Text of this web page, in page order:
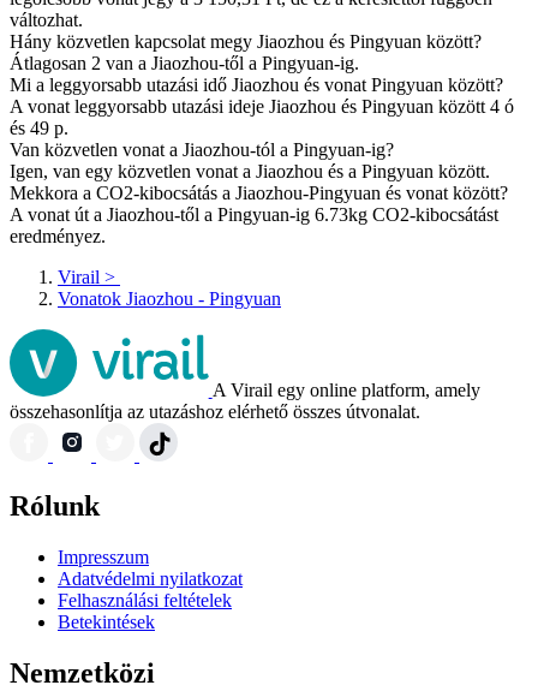
változhat.
Hány közvetlen kapcsolat megy Jiaozhou és Pingyuan között?
Átlagosan 2 van a Jiaozhou-től a Pingyuan-ig.
Mi a leggyorsabb utazási idő Jiaozhou és vonat Pingyuan között?
A vonat leggyorsabb utazási ideje Jiaozhou és Pingyuan között 4 ó
és 49 p.
Van közvetlen vonat a Jiaozhou-tól a Pingyuan-ig?
Igen, van egy közvetlen vonat a Jiaozhou és a Pingyuan között.
Mekkora a CO2-kibocsátás a Jiaozhou-Pingyuan és vonat között?
A vonat út a Jiaozhou-től a Pingyuan-ig 6.73kg CO2-kibocsátást
eredményez.
Virail >
Vonatok Jiaozhou - Pingyuan
A Virail egy online platform, amely
összehasonlítja az utazáshoz elérhető összes útvonalat.
Rólunk
Impresszum
Adatvédelmi nyilatkozat
Felhasználási feltételek
Betekintések
Nemzetközi